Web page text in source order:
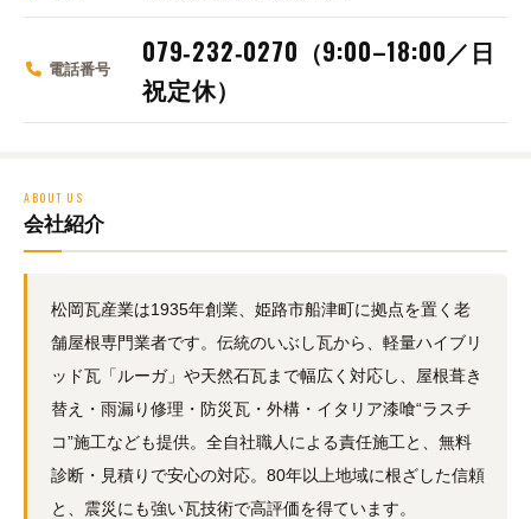
電話番号
079‑232‑0270（9:00–18:00／日
祝定休）
ABOUT US
会社紹介
松岡瓦産業は1935年創業、姫路市船津町に拠点を置く老
舗屋根専門業者です。伝統のいぶし瓦から、軽量ハイブリ
ッド瓦「ルーガ」や天然石瓦まで幅広く対応し、屋根葺き
替え・雨漏り修理・防災瓦・外構・イタリア漆喰“ラスチ
コ”施工なども提供。全自社職人による責任施工と、無料
診断・見積りで安心の対応。80年以上地域に根ざした信頼
と、震災にも強い瓦技術で高評価を得ています。